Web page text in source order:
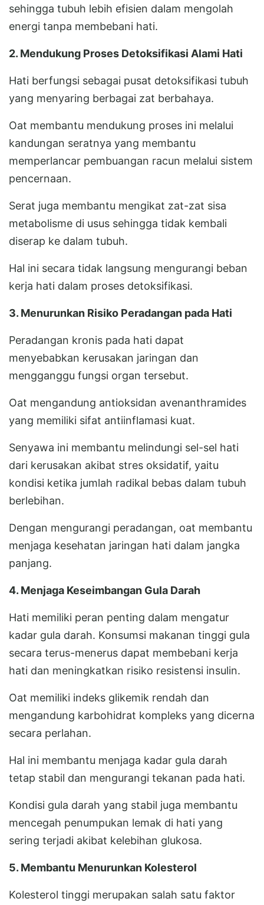
sehingga tubuh lebih efisien dalam mengolah
energi tanpa membebani hati.
2. Mendukung Proses Detoksifikasi Alami Hati
Hati berfungsi sebagai pusat detoksifikasi tubuh
yang menyaring berbagai zat berbahaya.
Oat membantu mendukung proses ini melalui
kandungan seratnya yang membantu
memperlancar pembuangan racun melalui sistem
pencernaan.
Serat juga membantu mengikat zat-zat sisa
metabolisme di usus sehingga tidak kembali
diserap ke dalam tubuh.
Hal ini secara tidak langsung mengurangi beban
kerja hati dalam proses detoksifikasi.
3. Menurunkan Risiko Peradangan pada Hati
Peradangan kronis pada hati dapat
menyebabkan kerusakan jaringan dan
mengganggu fungsi organ tersebut.
Oat mengandung antioksidan avenanthramides
yang memiliki sifat antiinflamasi kuat.
Senyawa ini membantu melindungi sel-sel hati
dari kerusakan akibat stres oksidatif, yaitu
kondisi ketika jumlah radikal bebas dalam tubuh
berlebihan.
Dengan mengurangi peradangan, oat membantu
menjaga kesehatan jaringan hati dalam jangka
panjang.
4. Menjaga Keseimbangan Gula Darah
Hati memiliki peran penting dalam mengatur
kadar gula darah. Konsumsi makanan tinggi gula
secara terus-menerus dapat membebani kerja
hati dan meningkatkan risiko resistensi insulin.
Oat memiliki indeks glikemik rendah dan
mengandung karbohidrat kompleks yang dicerna
secara perlahan.
Hal ini membantu menjaga kadar gula darah
tetap stabil dan mengurangi tekanan pada hati.
Kondisi gula darah yang stabil juga membantu
mencegah penumpukan lemak di hati yang
sering terjadi akibat kelebihan glukosa.
5. Membantu Menurunkan Kolesterol
Kolesterol tinggi merupakan salah satu faktor